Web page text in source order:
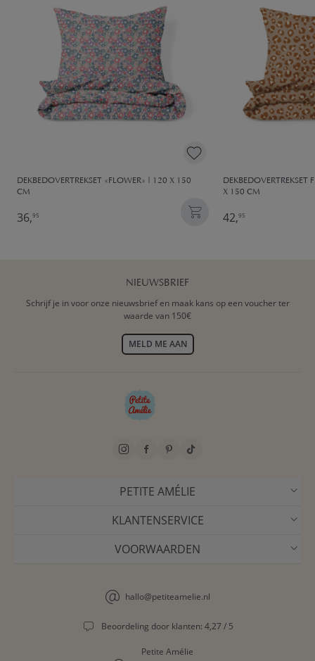
DEKBEDOVERTREKSET «FLOWER» | 120 X 150
CM
36,95
X 150 CM
42,95
NIEUWSBRIEF
Schrijf je in voor onze nieuwsbrief en maak kans op een voucher ter
waarde van 150€
MELD ME AAN
PETITE AMÉLIE
KLANTENSERVICE
VOORWAARDEN
hallo@petiteamelie.nl
Beoordeling door klanten: 4,27 / 5
Petite Amélie